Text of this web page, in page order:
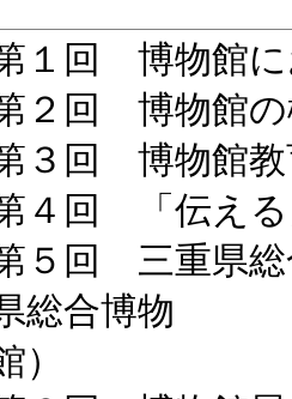
１回 博物館に
２回 博物館の
３回 博物館教
４回 「伝え
５回 三重県総
総合博物